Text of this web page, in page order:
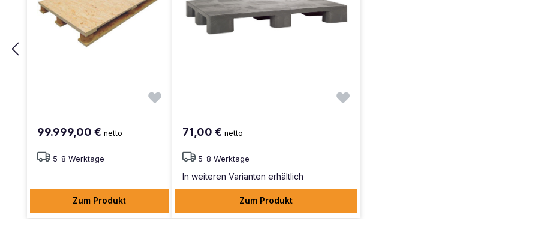
99.999,00 € netto
5-8 Werktage
Zum Produkt
71,00 € netto
5-8 Werktage
In weiteren Varianten erhältlich
Zum Produkt